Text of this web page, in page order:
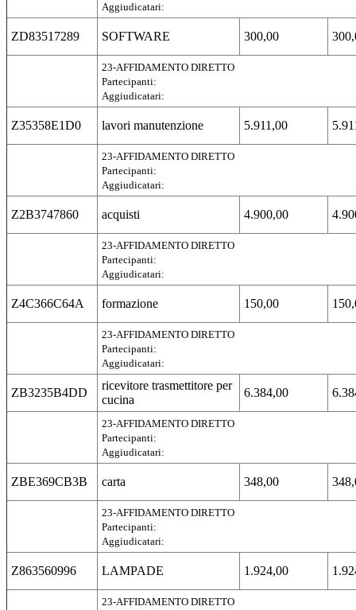
Aggiudicatari:
ZD83517289 SOFTWARE 300,00
23-AFFIDAMENTO DIRETTO
Partecipanti:
Aggiudicatari:
Z35358E1D0 lavori manutenzione 5.911,00
23-AFFIDAMENTO DIRETTO
Partecipanti:
Aggiudicatari:
Z2B3747860 acquisti 4.900,00
23-AFFIDAMENTO DIRETTO
Partecipanti:
Aggiudicatari:
Z4C366C64A formazione 150,00
23-AFFIDAMENTO DIRETTO
Partecipanti:
Aggiudicatari:
ZB3235B4DD
ricevitore trasmettitore per
cucina
6.384,00
23-AFFIDAMENTO DIRETTO
Partecipanti:
Aggiudicatari:
ZBE369CB3B carta 348,00
23-AFFIDAMENTO DIRETTO
Partecipanti:
Aggiudicatari:
Z863560996 LAMPADE 1.924,00
23-AFFIDAMENTO DIRETTO